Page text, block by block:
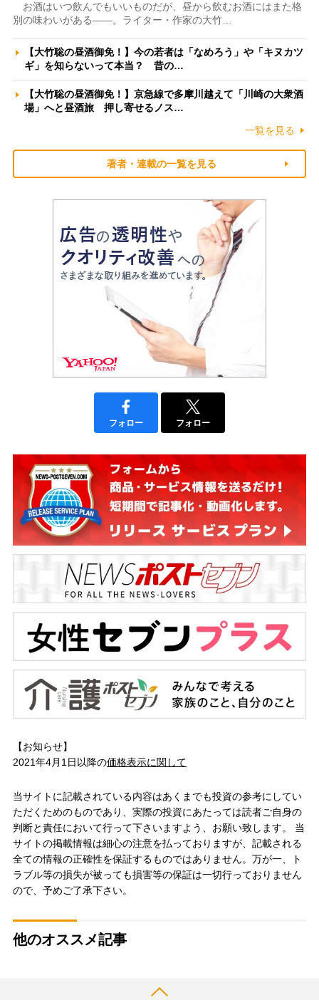
お酒はいつ飲んでもいいものだが、昼から飲むお酒にはまた格
別の味わいがある――。ライター・作家の大竹…
【大竹聡の昼酒御免！】今の若者は「なめろう」や「キヌカツ
ギ」を知らないって本当？ 昔の…
【大竹聡の昼酒御免！】京急線で多摩川越えて「川崎の大衆酒
場」へと昼酒旅 押し寄せるノス…
一覧を見る
著者・連載の一覧を見る
フォロー フォロー
【お知らせ】
2021年4月1日以降の価格表示に関して
当サイトに記載されている内容はあくまでも投資の参考にしてい
ただくためのものであり、実際の投資にあたっては読者ご自身の
判断と責任において行って下さいますよう、お願い致します。 当
サイトの掲載情報は細心の注意を払っておりますが、記載される
全ての情報の正確性を保証するものではありません。万が一、ト
ラブル等の損失が被っても損害等の保証は一切行っておりません
ので、予めご了承下さい。
他のオススメ記事